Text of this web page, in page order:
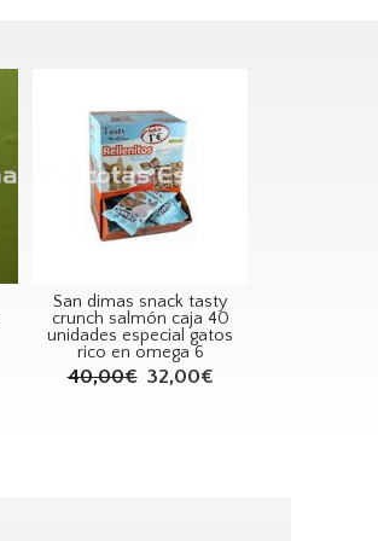
San dimas snack tasty
crunch salmón caja 40
unidades especial gatos
rico en omega 6
40,00€ 32,00€